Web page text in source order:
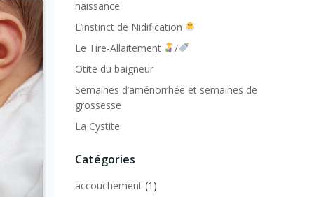
naissance
L’instinct de Nidification
Le Tire-Allaitement
/
Otite du baigneur
Semaines d’aménorrhée et semaines de
grossesse
La Cystite
Catégories
accouchement(1)